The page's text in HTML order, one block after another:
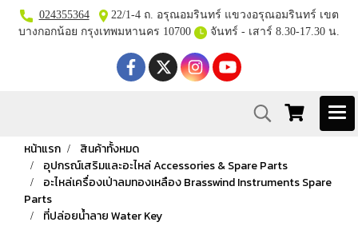
024355364
22/1-4 ถ. อรุณอมรินทร์ แขวงอรุณอมรินทร์ เขต
บางกอกน้อย กรุงเทพมหานคร 10700
จันทร์ - เสาร์ 8.30-17.30 น.
หน้าแรก
สินค้าทั้งหมด
อุปกรณ์เสริมและอะไหล่ Accessories & Spare Parts
อะไหล่เครื่องเป่าลมทองเหลือง Brasswind Instruments Spare
Parts
ที่ปล่อยน้ำลาย Water Key